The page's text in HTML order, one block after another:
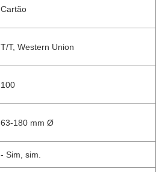
Cartão
T/T, Western Union
100
63-180 mm Ø
- Sim, sim.